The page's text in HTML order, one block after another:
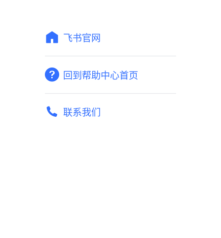
飞书官网
回到帮助中心首页
联系我们